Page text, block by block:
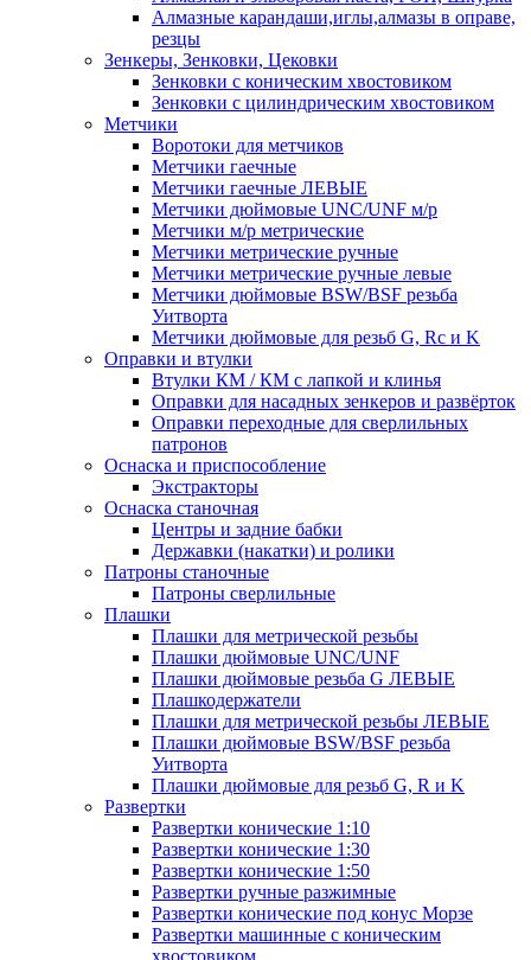
Алмазные карандаши,иглы,алмазы в оправе,
резцы
Зенкеры, Зенковки, Цековки
Зенковки с коническим хвостовиком
Зенковки с цилиндрическим хвостовиком
Метчики
Воротоки для метчиков
Метчики гаечные
Метчики гаечные ЛЕВЫЕ
Метчики дюймовые UNC/UNF м/р
Метчики м/р метрические
Метчики метрические ручные
Метчики метрические ручные левые
Метчики дюймовые BSW/BSF резьба
Уитворта
Метчики дюймовые для резьб G, Rc и K
Оправки и втулки
Втулки КМ / КМ с лапкой и клинья
Оправки для насадных зенкеров и развёрток
Оправки переходные для сверлильных
патронов
Оснаска и приспособление
Экстракторы
Оснаска станочная
Центры и задние бабки
Державки (накатки) и ролики
Патроны станочные
Патроны сверлильные
Плашки
Плашки для метрической резьбы
Плашки дюймовые UNC/UNF
Плашки дюймовые резьба G ЛЕВЫЕ
Плашкодержатели
Плашки для метрической резьбы ЛЕВЫЕ
Плашки дюймовые BSW/BSF резьба
Уитворта
Плашки дюймовые для резьб G, R и K
Развертки
Развертки конические 1:10
Развертки конические 1:30
Развертки конические 1:50
Развертки ручные разжимные
Развертки конические под конус Морзе
Развертки машинные с коническим
хвостовиком